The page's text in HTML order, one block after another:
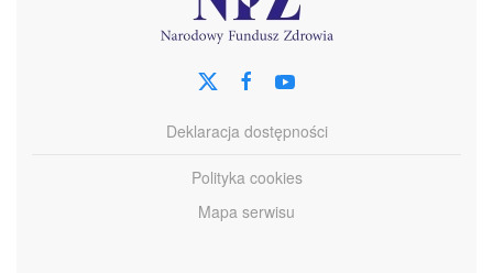
Deklaracja dostępności
Polityka cookies
Mapa serwisu